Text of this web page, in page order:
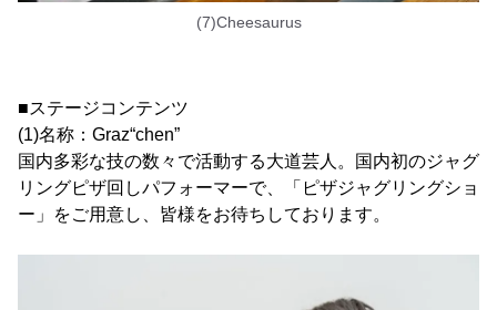
(7)Cheesaurus
■ステージコンテンツ
(1)名称：Graz“chen”
国内多彩な技の数々で活動する大道芸人。国内初のジャグ
リングピザ回しパフォーマーで、「ピザジャグリングショ
ー」をご用意し、皆様をお待ちしております。